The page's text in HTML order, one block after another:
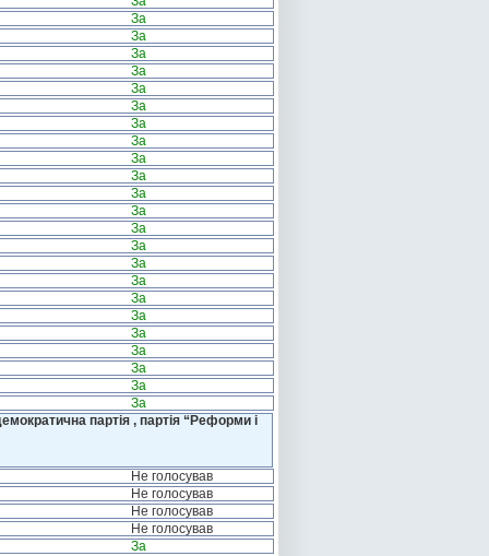
За
За
За
За
За
За
За
За
За
За
За
За
За
За
За
За
За
За
За
За
За
За
За
партія , партія “Реформи і
Не голосував
Не голосував
Не голосував
Не голосував
За